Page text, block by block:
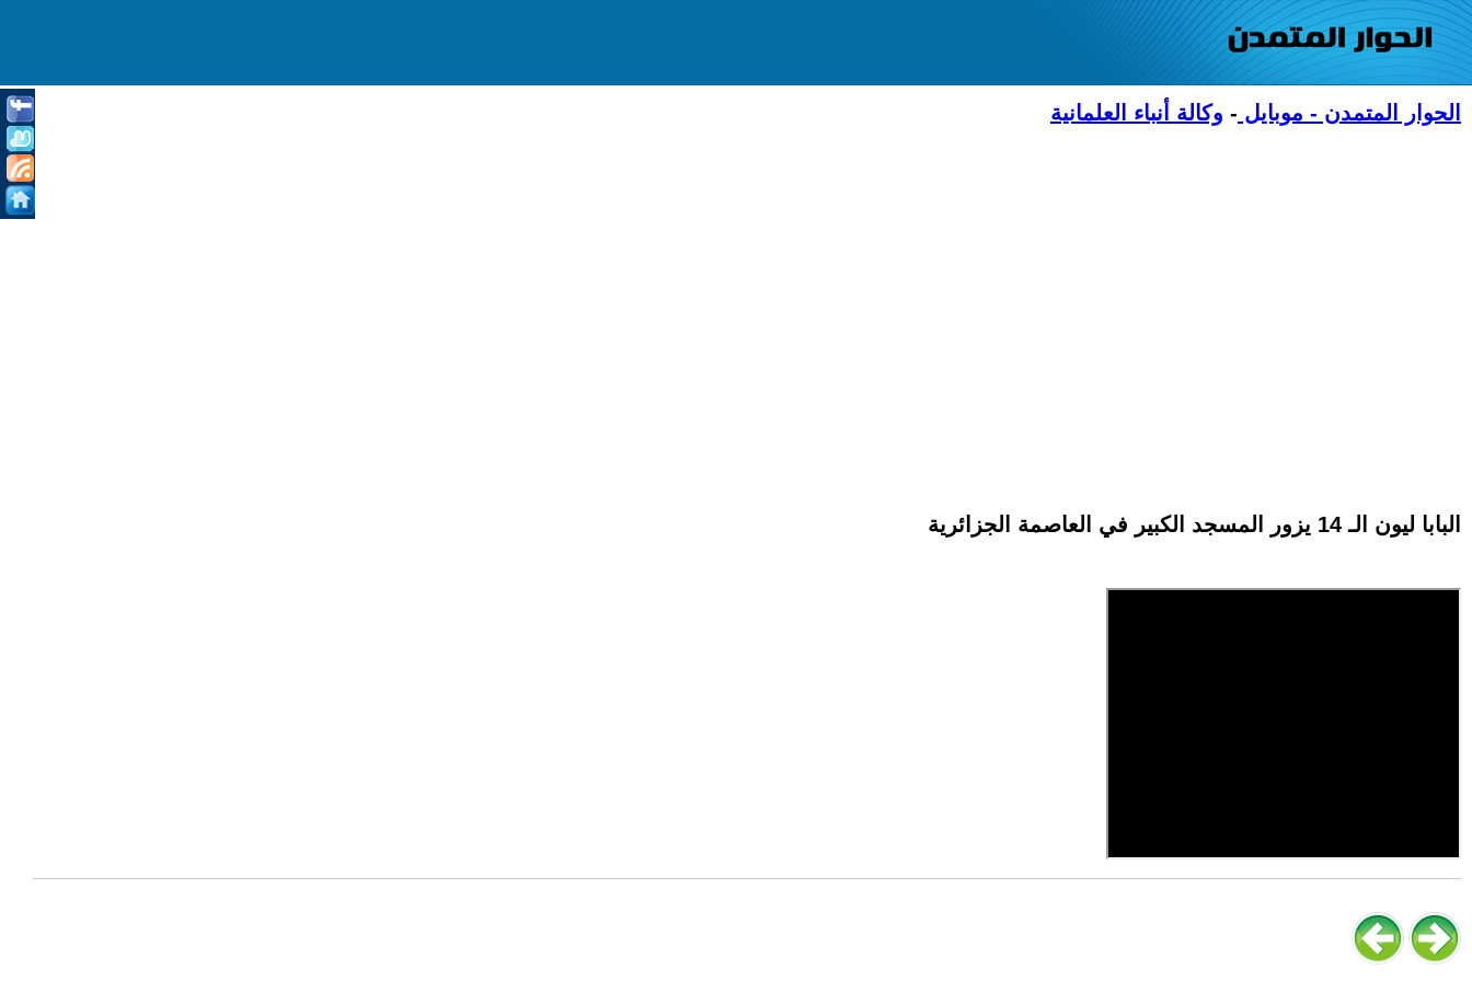
الحوار المتمدن - موبايل - وكالة أنباء العلمانية
البابا ليون الـ 14 يزور المسجد الكبير في العاصمة الجزائرية